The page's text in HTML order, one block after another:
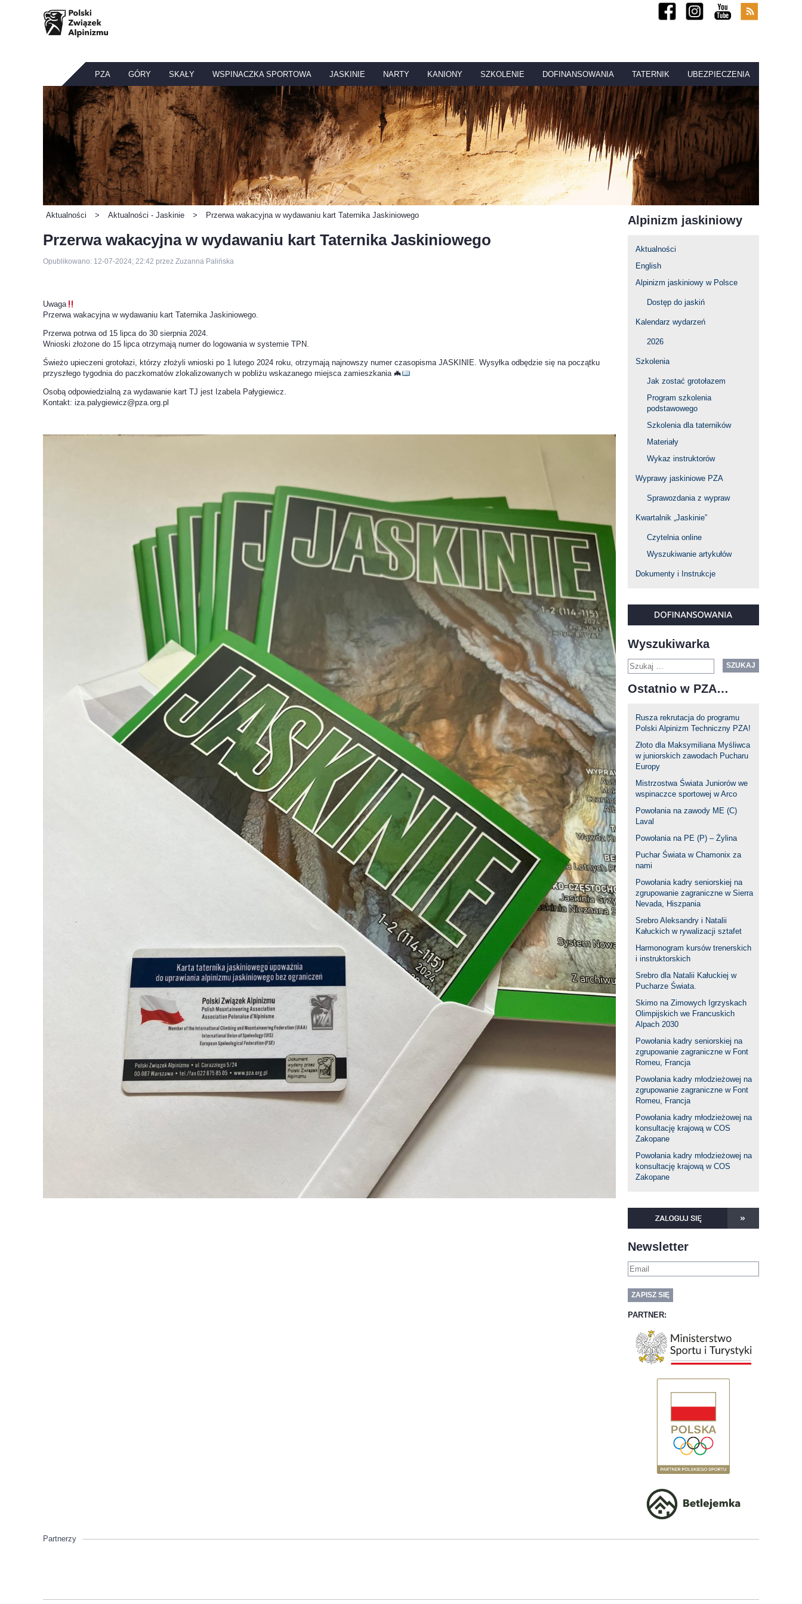
PZA GÓRY SKAŁY WSPINACZKA SPORTOWA JASKINIE NARTY KANIONY SZKOLENIE DOFINANSOWANIA TATERNIK UBEZPIECZENIA
Alpinizm jaskiniowy
Aktualności
English
Alpinizm jaskiniowy w Polsce
Dostęp do jaskiń
Kalendarz wydarzeń
2026
Szkolenia
Jak zostać grotołazem
Program szkolenia
podstawowego
Szkolenia dla taterników
Materiały
Wykaz instruktorów
Wyprawy jaskiniowe PZA
Sprawozdania z wypraw
Kwartalnik „Jaskinie”
Czytelnia online
Wyszukiwanie artykułów
Dokumenty i Instrukcje
Wyszukiwarka
SZUKAJ
Ostatnio w PZA…
Rusza rekrutacja do programu
Polski Alpinizm Techniczny PZA!
Złoto dla Maksymiliana Myśliwca
w juniorskich zawodach Pucharu
Europy
Mistrzostwa Świata Juniorów we
wspinaczce sportowej w Arco
Powołania na zawody ME (C)
Laval
Powołania na PE (P) – Żylina
Puchar Świata w Chamonix za
nami
Powołania kadry seniorskiej na
zgrupowanie zagraniczne w Sierra
Nevada, Hiszpania
Srebro Aleksandry i Natalii
Kałuckich w rywalizacji sztafet
Harmonogram kursów trenerskich
i instruktorskich
Srebro dla Natalii Kałuckiej w
Pucharze Świata.
Skimo na Zimowych Igrzyskach
Olimpijskich we Francuskich
Alpach 2030
Powołania kadry seniorskiej na
zgrupowanie zagraniczne w Font
Romeu, Francja
Powołania kadry młodzieżowej na
zgrupowanie zagraniczne w Font
Romeu, Francja
Powołania kadry młodzieżowej na
konsultację krajową w COS
Zakopane
Powołania kadry młodzieżowej na
konsultację krajową w COS
Zakopane
Newsletter
PARTNER:
Aktualności > Aktualności - Jaskinie > Przerwa wakacyjna w wydawaniu kart Taternika Jaskiniowego
Przerwa wakacyjna w wydawaniu kart Taternika Jaskiniowego
Opublikowano: 12-07-2024; 22:42 przez Zuzanna Palińska
Uwaga
Przerwa wakacyjna w wydawaniu kart Taternika Jaskiniowego.
Przerwa potrwa od 15 lipca do 30 sierpnia 2024.
Wnioski złożone do 15 lipca otrzymają numer do logowania w systemie TPN.
Świeżo upieczeni grotołazi, którzy złożyli wnioski po 1 lutego 2024 roku, otrzymają najnowszy numer czasopisma JASKINIE. Wysyłka odbędzie się na początku
przyszłego tygodnia do paczkomatów zlokalizowanych w pobliżu wskazanego miejsca zamieszkania 🦇
Osobą odpowiedzialną za wydawanie kart TJ jest Izabela Pałygiewicz.
Kontakt: iza.palygiewicz@pza.org.pl
Partnerzy